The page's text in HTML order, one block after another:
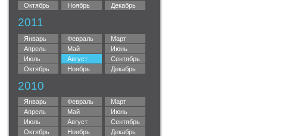
Октябрь
Ноябрь Декабрь
2011
Январь Февраль
Март
Апрель
Май
Июнь
Июль
Август
Сентябрь
Октябрь
Ноябрь Декабрь
2010
Январь Февраль
Март
Апрель
Май
Июнь
Июль
Август
Сентябрь
Октябрь
Ноябрь Декабрь